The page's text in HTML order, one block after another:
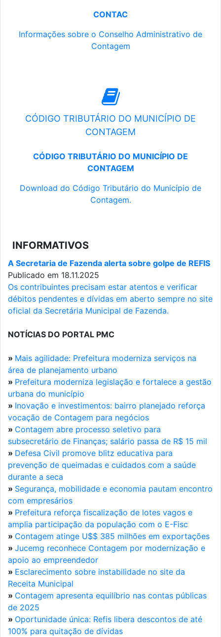
CONTAC
Informações sobre o Conselho Administrativo de
Contagem
CÓDIGO TRIBUTÁRIO DO MUNICÍPIO DE
CONTAGEM
CÓDIGO TRIBUTÁRIO DO MUNICÍPIO DE
CONTAGEM
Download do Código Tributário do Município de
Contagem.
INFORMATIVOS
A Secretaria de Fazenda alerta sobre golpe de REFIS
Publicado em 18.11.2025
Os contribuintes precisam estar atentos e verificar
débitos pendentes e dívidas em aberto sempre no site
oficial da Secretária Municipal de Fazenda.
NOTÍCIAS DO PORTAL PMC
» Mais agilidade: Prefeitura moderniza serviços na
área de planejamento urbano
» Prefeitura moderniza legislação e fortalece a gestão
urbana do município
» Inovação e investimentos: bairro planejado reforça
vocação de Contagem para negócios
» Contagem abre processo seletivo para
subsecretário de Finanças; salário passa de R$ 15 mil
» Defesa Civil promove blitz educativa para
prevenção de queimadas e cuidados com a saúde
durante a seca
» Segurança, mobilidade e economia pautam encontro
com empresários
» Prefeitura reforça fiscalização de lotes vagos e
amplia participação da população com o E-Fisc
» Contagem atinge U$$ 385 milhões em exportações
» Jucemg reconhece Contagem por modernização e
apoio ao empreendedor
» Esclarecimento sobre instabilidade no site da
Receita Municipal
» Contagem apresenta equilíbrio nas contas públicas
de 2025
» Oportunidade única: Refis libera descontos de até
100% para quitação de dívidas